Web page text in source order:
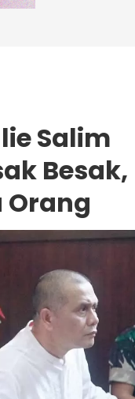
Salim
Besak,
Orang